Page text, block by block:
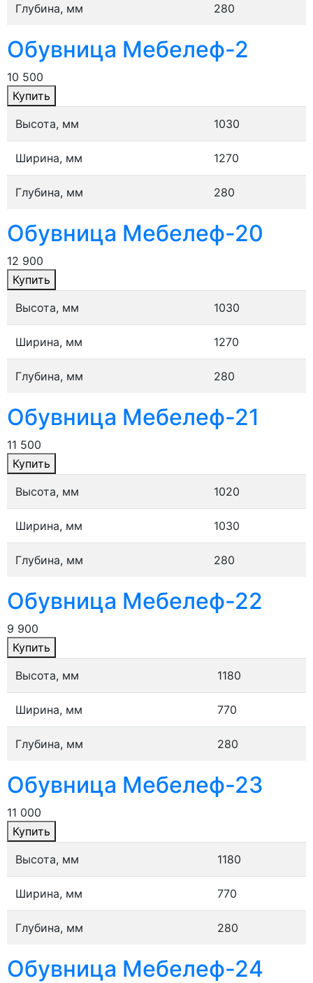
Глубина, мм 280
Обувница Мебелеф-2
10 500
Купить
Высота, мм
1030
Ширина, мм 1270
Глубина, мм 280
Обувница Мебелеф-20
12 900
Купить
Высота, мм
1030
Ширина, мм 1270
Глубина, мм 280
Обувница Мебелеф-21
11 500
Купить
Высота, мм
1020
Ширина, мм 1030
Глубина, мм 280
Обувница Мебелеф-22
9 900
Купить
Высота, мм
1180
Ширина, мм 770
Глубина, мм 280
Обувница Мебелеф-23
11 000
Купить
Высота, мм
1180
Ширина, мм 770
Глубина, мм 280
Обувница Мебелеф-24